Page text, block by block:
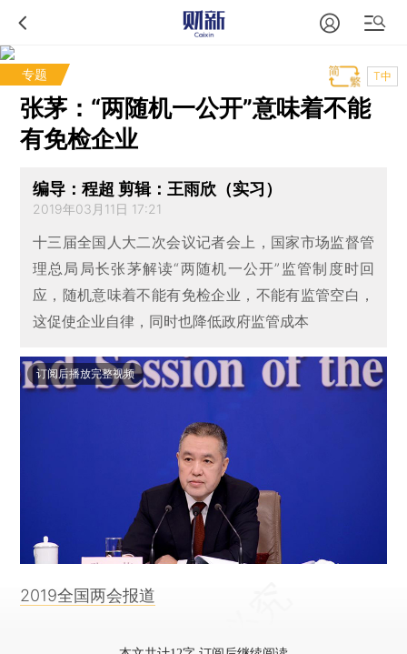
专题 T中
张茅：“两随机一公开”意味着不能
有免检企业
编导：程超 剪辑：王雨欣（实习）
2019年03月11日 17:21
十三届全国人大二次会议记者会上，国家市场监督管
理总局局长张茅解读“两随机一公开”监管制度时回
应，随机意味着不能有免检企业，不能有监管空白，
这促使企业自律，同时也降低政府监管成本
订阅后播放完整视频
2019全国两会报道